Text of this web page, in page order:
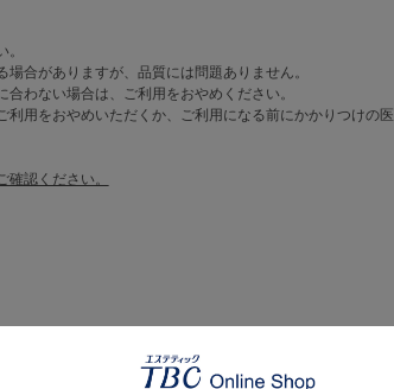
合がありますが、品質には問題ありません。
わない場合は、ご利用をおやめください。
用をおやめいただくか、ご利用になる前にかかりつけの医
確認ください。